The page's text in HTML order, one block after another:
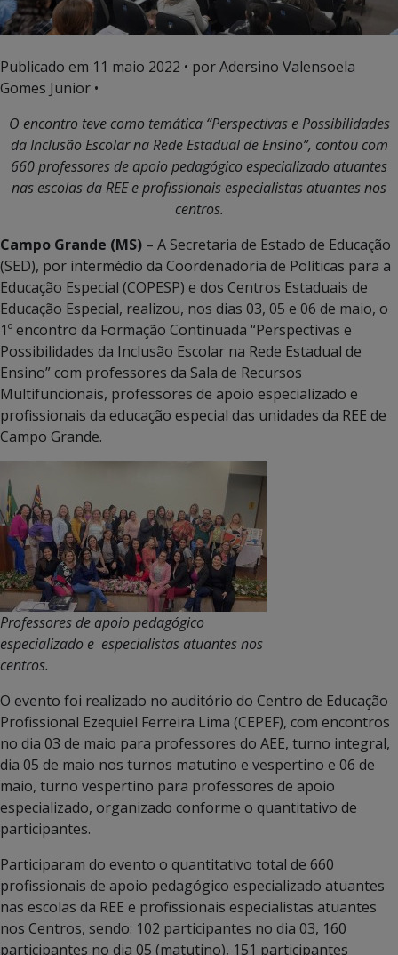
Publicado em 11 maio 2022 • por Adersino Valensoela
Gomes Junior •
O encontro teve como temática “Perspectivas e Possibilidades
da Inclusão Escolar na Rede Estadual de Ensino”, contou com
660 professores de apoio pedagógico especializado atuantes
nas escolas da REE e profissionais especialistas atuantes nos
centros.
Campo Grande (MS) – A Secretaria de Estado de Educação
(SED), por intermédio da Coordenadoria de Políticas para a
Educação Especial (COPESP) e dos Centros Estaduais de
Educação Especial, realizou, nos dias 03, 05 e 06 de maio, o
1º encontro da Formação Continuada “Perspectivas e
Possibilidades da Inclusão Escolar na Rede Estadual de
Ensino” com professores da Sala de Recursos
Multifuncionais, professores de apoio especializado e
profissionais da educação especial das unidades da REE de
Campo Grande.
Professores de apoio pedagógico
especializado e especialistas atuantes nos
centros.
O evento foi realizado no auditório do Centro de Educação
Profissional Ezequiel Ferreira Lima (CEPEF), com encontros
no dia 03 de maio para professores do AEE, turno integral,
dia 05 de maio nos turnos matutino e vespertino e 06 de
maio, turno vespertino para professores de apoio
especializado, organizado conforme o quantitativo de
participantes.
Participaram do evento o quantitativo total de 660
profissionais de apoio pedagógico especializado atuantes
nas escolas da REE e profissionais especialistas atuantes
nos Centros, sendo: 102 participantes no dia 03, 160
participantes no dia 05 (matutino), 151 participantes